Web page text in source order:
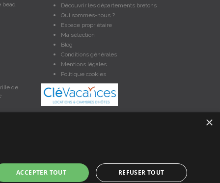
bead
Découvrir les départements bretons
Qui sommes-nous ?
Espace propriétaire
Ma sélection
Blog
Conditions générales
Mentions légales
Politique cookies
de
en Bretagne, un service de petites annonces de location
×
ACCEPTER TOUT REFUSER TOUT